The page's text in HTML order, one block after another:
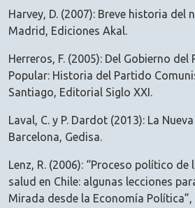
Harvey, D. (2007): Breve historia del
Madrid, Ediciones Akal.
Herreros, F. (2005): Del Gobierno del
Popular: Historia del Partido
Santiago, Editorial Siglo XXI.
Laval, C. y P. Dardot (2013): La
Barcelona, Gedisa.
Lenz, R. (2006): “Proceso político
salud en Chile: algunas lecciones
Mirada desde la Economía Política”,